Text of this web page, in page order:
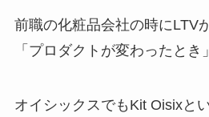
前職の化粧品会社の時にLTV
「プロダクトが変わったとき
オイシックスでもKit Oisixと